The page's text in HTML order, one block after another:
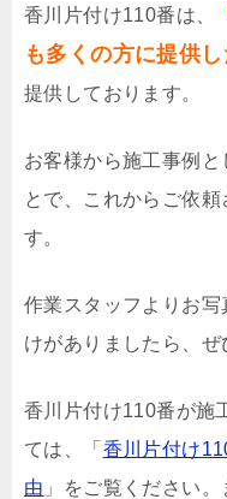
香川片付け110番は、
も多くの方に提供し
提供しております。
お客様から施工事例
とで、これからご依
す。
作業スタッフよりお
けがありましたら、ぜ
香川片付け110番が施
ては、「 香川片付け
由 」をご覧ください